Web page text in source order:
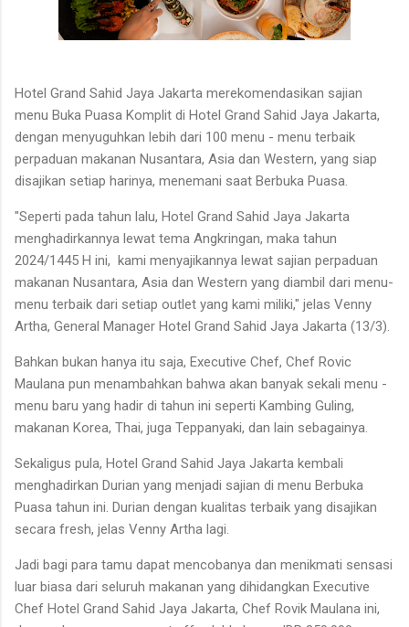
Hotel Grand Sahid Jaya Jakarta merekomendasikan sajian
menu Buka Puasa Komplit di Hotel Grand Sahid Jaya Jakarta,
dengan menyuguhkan lebih dari 100 menu - menu terbaik
perpaduan makanan Nusantara, Asia dan Western, yang siap
disajikan setiap harinya, menemani saat Berbuka Puasa.
"Seperti pada tahun lalu, Hotel Grand Sahid Jaya Jakarta
menghadirkannya lewat tema Angkringan, maka tahun
2024/1445 H ini, kami menyajikannya lewat sajian perpaduan
makanan Nusantara, Asia dan Western yang diambil dari menu-
menu terbaik dari setiap outlet yang kami miliki," jelas Venny
Artha, General Manager Hotel Grand Sahid Jaya Jakarta (13/3).
Bahkan bukan hanya itu saja, Executive Chef, Chef Rovic
Maulana pun menambahkan bahwa akan banyak sekali menu -
menu baru yang hadir di tahun ini seperti Kambing Guling,
makanan Korea, Thai, juga Teppanyaki, dan lain sebagainya.
Sekaligus pula, Hotel Grand Sahid Jaya Jakarta kembali
menghadirkan Durian yang menjadi sajian di menu Berbuka
Puasa tahun ini. Durian dengan kualitas terbaik yang disajikan
secara fresh, jelas Venny Artha lagi.
Jadi bagi para tamu dapat mencobanya dan menikmati sensasi
luar biasa dari seluruh makanan yang dihidangkan Executive
Chef Hotel Grand Sahid Jaya Jakarta, Chef Rovik Maulana ini,